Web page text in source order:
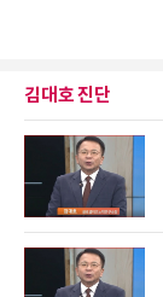
김대호 진단